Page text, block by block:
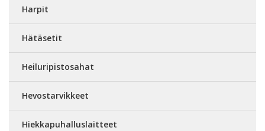
Harpit
Hätäsetit
Heiluripistosahat
Hevostarvikkeet
Hiekkapuhalluslaitteet